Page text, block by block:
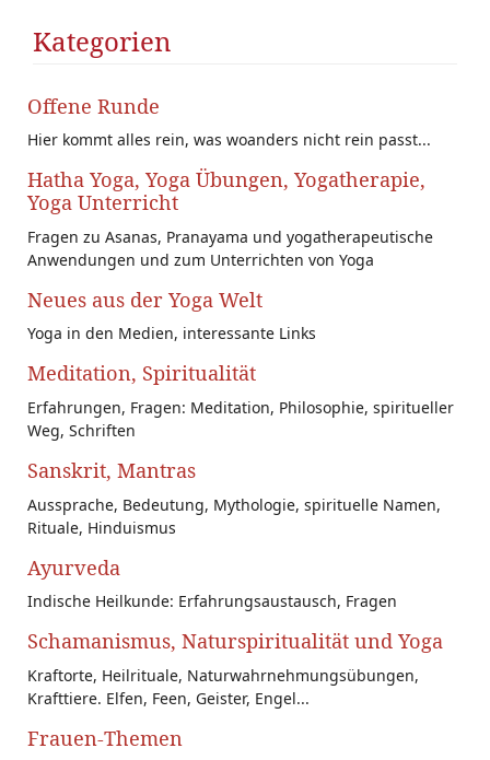
Kategorien
Offene Runde
Hier kommt alles rein, was woanders nicht rein passt...
Hatha Yoga, Yoga Übungen, Yogatherapie,
Yoga Unterricht
Fragen zu Asanas, Pranayama und yogatherapeutische
Anwendungen und zum Unterrichten von Yoga
Neues aus der Yoga Welt
Yoga in den Medien, interessante Links
Meditation, Spiritualität
Erfahrungen, Fragen: Meditation, Philosophie, spiritueller
Weg, Schriften
Sanskrit, Mantras
Aussprache, Bedeutung, Mythologie, spirituelle Namen,
Rituale, Hinduismus
Ayurveda
Indische Heilkunde: Erfahrungsaustausch, Fragen
Schamanismus, Naturspiritualität und Yoga
Kraftorte, Heilrituale, Naturwahrnehmungsübungen,
Krafttiere. Elfen, Feen, Geister, Engel...
Frauen-Themen